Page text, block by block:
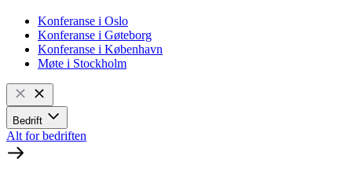
Konferanse i Oslo
Konferanse i Gøteborg
Konferanse i København
Møte i Stockholm
Bedrift
Alt for bedriften